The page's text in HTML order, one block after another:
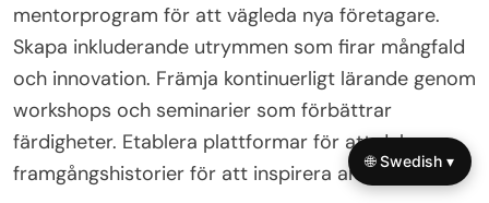
mentorprogram för att vägleda nya företagare.
Skapa inkluderande utrymmen som firar mångfald
och innovation. Främja kontinuerligt lärande genom
workshops och seminarier som förbättrar
färdigheter. Etablera plattformar för att dela
framgångshistorier för att inspirera andra.🌐 Swedish ▾